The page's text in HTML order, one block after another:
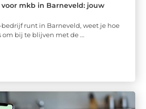
voor mkb in Barneveld: jouw
runt in Barneveld, weet je hoe
bij te blijven met de ...